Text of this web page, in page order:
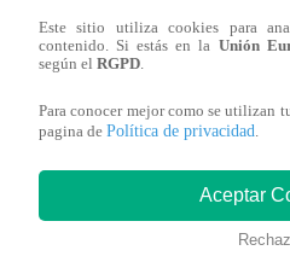
También
interesar
Este sitio utiliza cookies para
contenido. Si estás en la Unión
según el RGPD
Para conocer mejor como se utilizan
pagina de Política de privacidad
Aceptar